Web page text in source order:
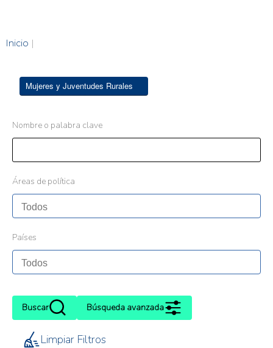
Inicio |
Mujeres y Juventudes Rurales
Nombre o palabra clave
Áreas de política
Países
Buscar Búsqueda avanzada
Limpiar Filtros